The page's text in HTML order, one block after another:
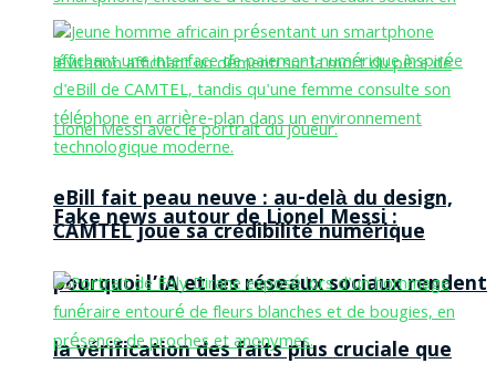
Fake news autour de Lionel Messi :
pourquoi l’IA et les réseaux sociaux rendent
la vérification des faits plus cruciale que
eBill fait peau neuve : au-delà du design,
CAMTEL joue sa crédibilité numérique